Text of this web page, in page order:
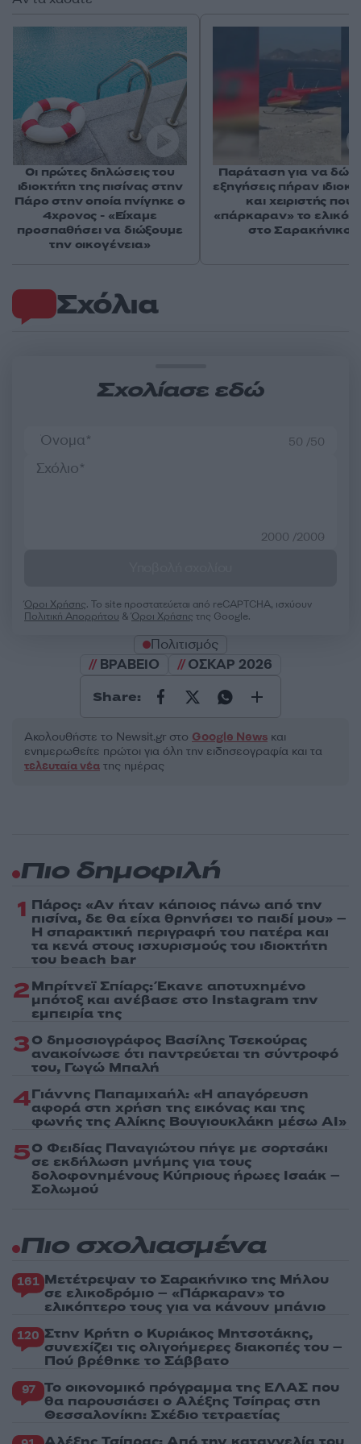
Σχόλια
Σχολίασε εδώ
50 /50
2000 /2000
Όροι Χρήσης. Το site προστατεύεται από reCAPTCHA, ισχύουν
Πολιτική Απορρήτου &Όροι Χρήσης της Google.
Πολιτισμός
ΒΡΑΒΕΙΟ
ΟΣΚΑΡ 2026
Share:
Ακολουθήστε το Νewsit.gr στο Google News και
ενημερωθείτε πρώτοι για όλη την ειδησεογραφία και τα
τελευταία νέα της ημέρας
Οι πρώτες δηλώσεις του
ιδιοκτήτη της πισίνας στην
Πάρο στην οποία πνίγηκε ο
4χρονος - «Είχαμε
προσπαθήσει να διώξουμε
την οικογένεια»
Παράταση για να
εξηγήσεις πήραν
και χειριστής που
«πάρκαραν» το
στο Σαρακήνικο
Πιο δημοφιλή
1 Πάρος: «Αν ήταν κάποιος πάνω από την
πισίνα, δε θα είχα θρηνήσει το παιδί μου» –
Η σπαρακτική περιγραφή του πατέρα και
τα κενά στους ισχυρισμούς του ιδιοκτήτη
του beach bar
2Μπρίτνεϊ Σπίαρς: Έκανε αποτυχημένο
μπότοξ και ανέβασε στο Instagram την
εμπειρία της
3Ο δημοσιογράφος Βασίλης Τσεκούρας
ανακοίνωσε ότι παντρεύεται τη σύντροφό
του, Γωγώ Μπαλή
4Γιάννης Παπαμιχαήλ: «Η απαγόρευση
αφορά στη χρήση της εικόνας και της
φωνής της Αλίκης Βουγιουκλάκη μέσω AI»
5Ο Φειδίας Παναγιώτου πήγε με σορτσάκι
σε εκδήλωση μνήμης για τους
δολοφονημένους Κύπριους ήρωες Ισαάκ –
Σολωμού
Πιο σχολιασμένα
161 Μετέτρεψαν το Σαρακήνικο της Μήλου
σε ελικοδρόμιο – «Πάρκαραν» το
ελικόπτερο τους για να κάνουν μπάνιο
120 Στην Κρήτη ο Κυριάκος Μητσοτάκης,
συνεχίζει τις ολιγοήμερες διακοπές του –
Πού βρέθηκε το Σάββατο
97 Το οικονομικό πρόγραμμα της ΕΛΑΣ που
θα παρουσιάσει ο Αλέξης Τσίπρας στη
Θεσσαλονίκη: Σχέδιο τετραετίας